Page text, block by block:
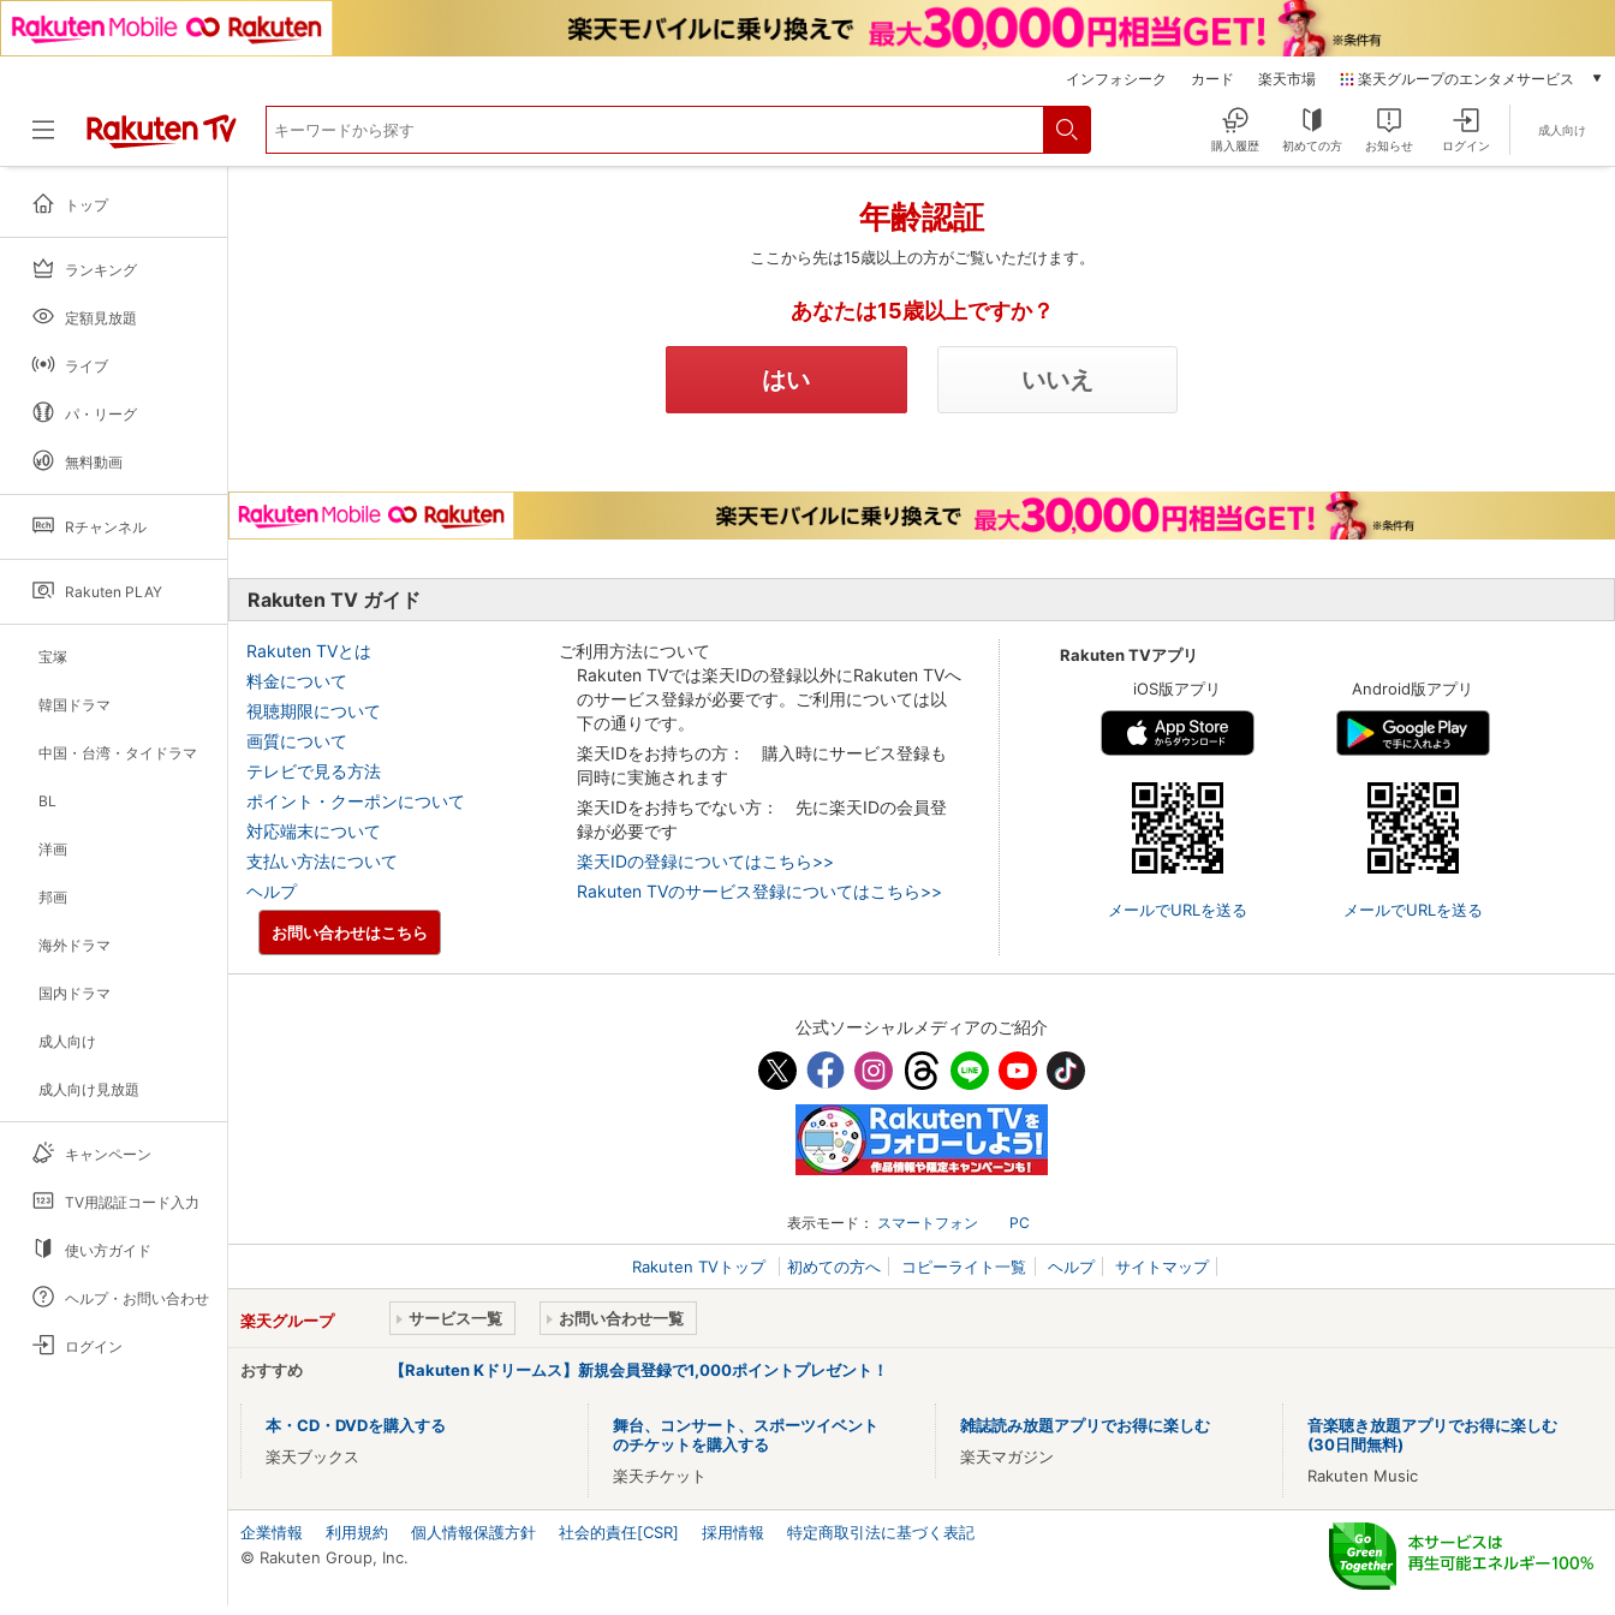
インフォシーク カード 楽天市場 楽天グループのエンタメサービス
本/ゲーム/CD/DVD
動画配信
チケット
楽天チケット
エンタメニュース
購入履歴 初めての方 お知らせ ログイン
成人向け
トップ
ランキング
定額見放題
ライブ
パ・リーグ
無料動画
Rチャンネル
Rakuten PLAY
宝塚
韓国ドラマ
中国・台湾・タイドラマ
BL
洋画
邦画
海外ドラマ
国内ドラマ
成人向け
成人向け見放題
キャンペーン
TV用認証コード入力
使い方ガイド
ヘルプ・お問い合わせ
ログイン
年齢認証
ここから先は15歳以上の方がご覧いただけます。
あなたは15歳以上ですか？
Rakuten TV ガイド
Rakuten TVとは
料金について
視聴期限について
画質について
テレビで見る方法
ポイント・クーポンについて
対応端末について
支払い方法について
ヘルプ
ご利用方法について
Rakuten TVでは楽天IDの登録以外にRakuten TVへ
のサービス登録が必要です。ご利用については以
下の通りです。
楽天IDをお持ちの方： 購入時にサービス登録も
同時に実施されます
楽天IDをお持ちでない方： 先に楽天IDの会員登
録が必要です
楽天IDの登録についてはこちら>>
Rakuten TVのサービス登録についてはこちら>>
Rakuten TVアプリ
iOS版アプリ
メールでURLを送る
Android版アプリ
メールでURLを送る
お問い合わせはこちら
公式ソーシャルメディアのご紹介
表示モード： スマートフォン PC
Rakuten TVトップ 初めての方へ コピーライト一覧 ヘルプ サイトマップ
楽天グループ サービス一覧 お問い合わせ一覧
おすすめ 【Rakuten Kドリームス】新規会員登録で1,000ポイントプレゼント！
本・CD・DVDを購入する
楽天ブックス
舞台、コンサート、スポーツイベント
のチケットを購入する
楽天チケット
雑誌読み放題アプリでお得に楽しむ
楽天マガジン
音楽聴き放題アプリでお得に楽しむ
(30日間無料)
Rakuten Music
企業情報 利用規約 個人情報保護方針 社会的責任[CSR] 採用情報
特定商取引法に基づく表記
© Rakuten Group, Inc.